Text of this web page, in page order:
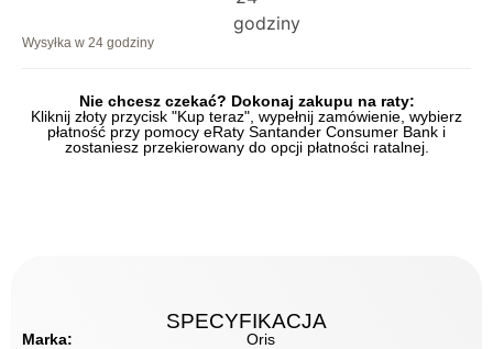
Wysyłka w 24 godziny
Nie chcesz czekać? Dokonaj zakupu na raty:
Kliknij złoty przycisk "Kup teraz", wypełnij zamówienie, wybierz
płatność przy pomocy eRaty Santander Consumer Bank i
zostaniesz przekierowany do opcji płatności ratalnej.
SPECYFIKACJA
Marka: Oris